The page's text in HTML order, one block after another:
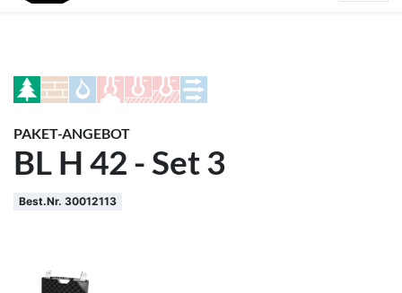
PAKET-ANGEBOT
BL H 42 - Set 3
Best.Nr. 30012113